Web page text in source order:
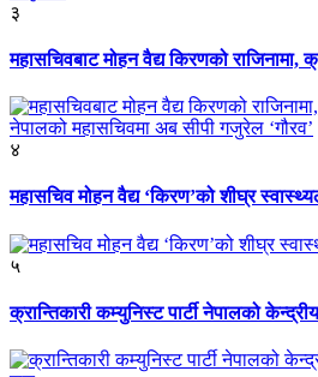
३
महासचिवबाट मोहन वैद्य किरणको राजिनामा,
४
महासचिव मोहन वैद्य ‘किरण’को शीघ्र
५
क्रान्तिकारी कम्युनिस्ट पार्टी नेपालको